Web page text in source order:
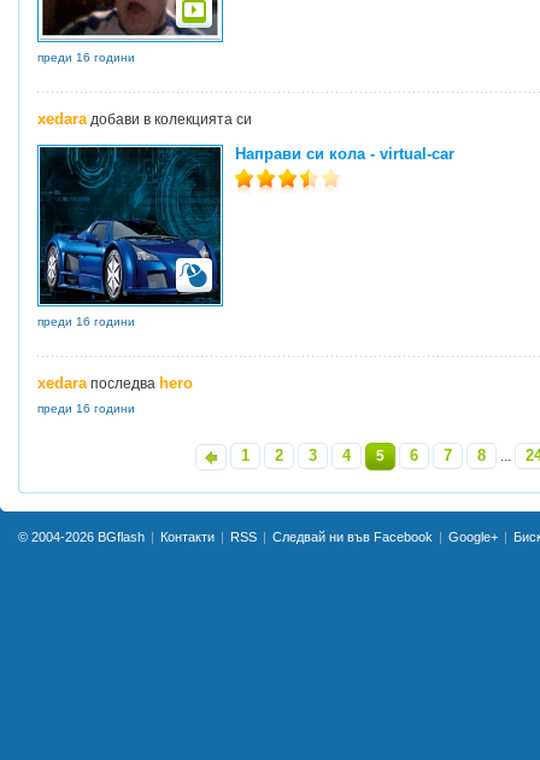
преди 16 години
xedaraдобави в колекцията си
Направи си кола - virtual-car
преди 16 години
xedaraпоследва hero
преди 16 години
1 2 3 4 5 6 7 8 ...
© 2004-2026 BGflash Контакти RSS Следвай ни във Facebook Google+